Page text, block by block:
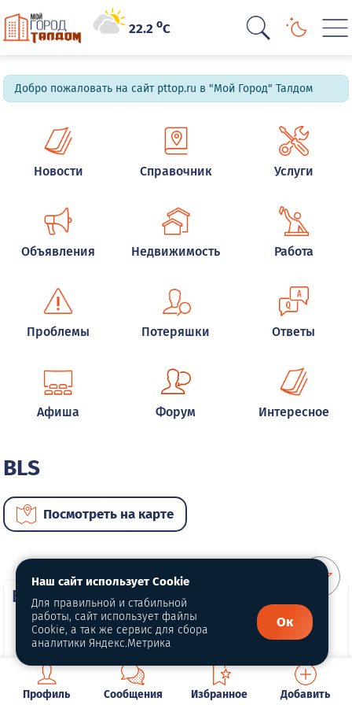
22.2oC
Добро пожаловать на сайт pttop.ru в "Мой Город" Талдом
Новости Справочник Услуги
Объявления Недвижимость Работа
Проблемы Потеряшки Ответы
Афиша Форум Интересное
BLS
Посмотреть на карте
ВИП автомобили
Профиль Сообщения Избранное Добавить
Наш сайт использует Cookie
Для правильной и стабильной
работы, сайт использует файлы
Cookie, а так же сервис для сбора
аналитики Яндекс.Метрика
Ок